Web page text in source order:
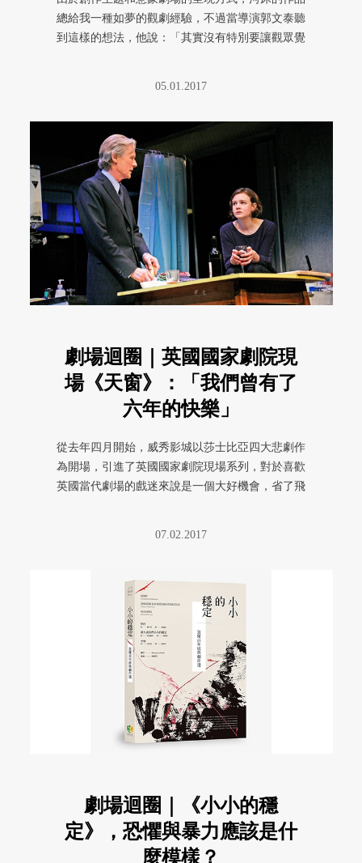
總給我一種如夢的觀劇經驗，不過當導演郭文泰聽
到這樣的想法，他說：「其實沒有特別要讓觀眾覺
05.01.2017
劇場迴圈｜英國國家劇院現
場《天窗》：「我們曾有了
六年的快樂」
從去年四月開始，威秀影城以莎士比亞四大悲劇作
為開場，引進了英國國家劇院現場系列，對於喜歡
英國當代劇場的戲迷來說是一個大好機會，省了飛
07.02.2017
劇場迴圈｜《小小的穩
定》，恐懼與暴力應該是什
麼模樣？